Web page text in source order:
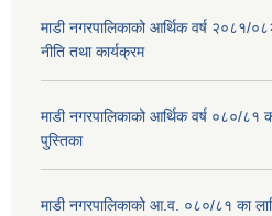
माडी नगरपालिकाको आर्थिक वर्ष २०८१/
नीति तथा कार्यक्रम
माडी नगरपालिकाको आर्थिक वर्ष ०८०/८१
पुस्तिका
माडी नगरपालिकाको आ.व. ०८०/८१ का